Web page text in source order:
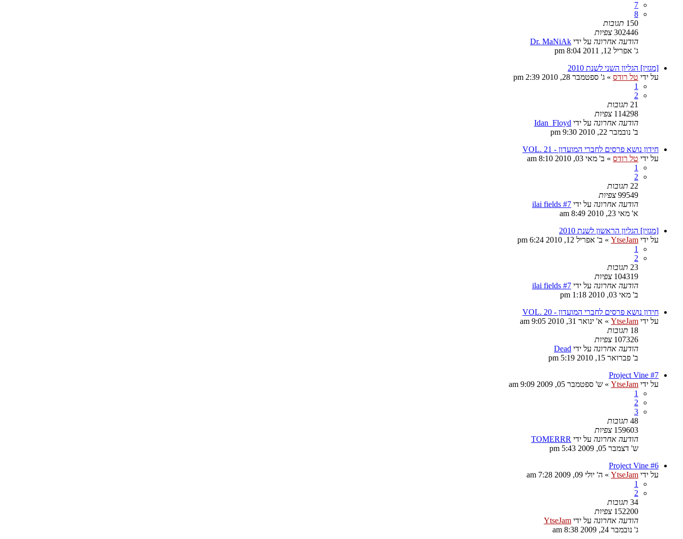
7
8
150 תגובות
302446 צפיות
הודעה אחרונה על ידי Dr. MaNiAk
ג' אפריל 12, 2011 8:04 pm
[מגזין] הגליון השני לשנת 2010
על ידי טל רודס » ג' ספטמבר 28, 2010 2:39 pm
1
2
21 תגובות
114298 צפיות
הודעה אחרונה על ידי Idan_Floyd
ב' נובמבר 22, 2010 9:30 pm
חידון נושא פרסים לחברי המועדון - VOL. 21
על ידי טל רודס » ב' מאי 03, 2010 8:10 am
1
2
22 תגובות
99549 צפיות
הודעה אחרונה על ידי ilai fields #7
א' מאי 23, 2010 8:49 am
[מגזין] הגליון הראשון לשנת 2010
על ידי YtseJam
» ב' אפריל 12, 2010 6:24 pm
1
2
23 תגובות
104319 צפיות
הודעה אחרונה על ידי ilai fields #7
ב' מאי 03, 2010 1:18 pm
חידון נושא פרסים לחברי המועדון - VOL. 20
על ידי YtseJam
» א' ינואר 31, 2010 9:05 am
18 תגובות
107326 צפיות
הודעה אחרונה על ידי Dead
ב' פברואר 15, 2010 5:19 pm
Project Vine #7
על ידי YtseJam
» ש' ספטמבר 05, 2009 9:09 am
1
2
3
48 תגובות
159603 צפיות
הודעה אחרונה על ידי TOMERRR
ש' דצמבר 05, 2009 5:43 pm
Project Vine #6
על ידי YtseJam
» ה' יולי 09, 2009 7:28 am
1
2
34 תגובות
152200 צפיות
הודעה אחרונה על ידי YtseJam
ג' נובמבר 24, 2009 8:38 am